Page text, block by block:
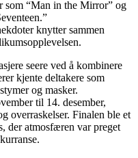
som “Man in the Mirror” og
knytter sammen
seere ved å kombinere
kjente deltakere som
og masker.
til 14. desember,
overraskelser. Finalen ble et
der atmosfæren var preget